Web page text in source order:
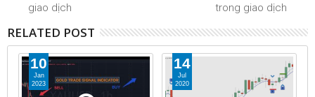
giao dịch
trong giao dịch
RELATED POST
10
Jan
2023
14
Jul
2020